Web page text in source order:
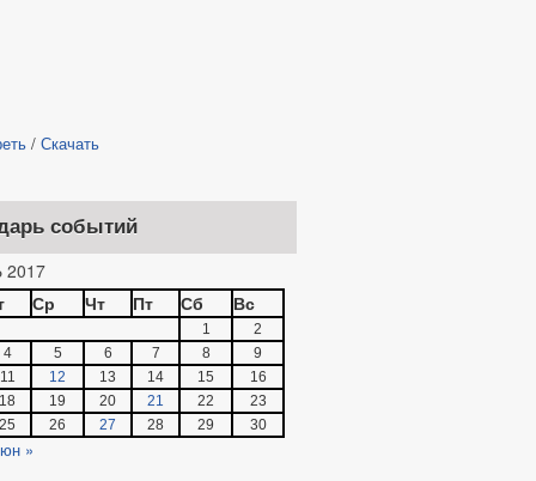
/ Скачать
событий
Ср Чт Пт Сб Вс
1
2
4
5 6 7 8
9
11
12 13 14 15
16
18
19 20 21 22
23
25
26 27 28 29 30
»